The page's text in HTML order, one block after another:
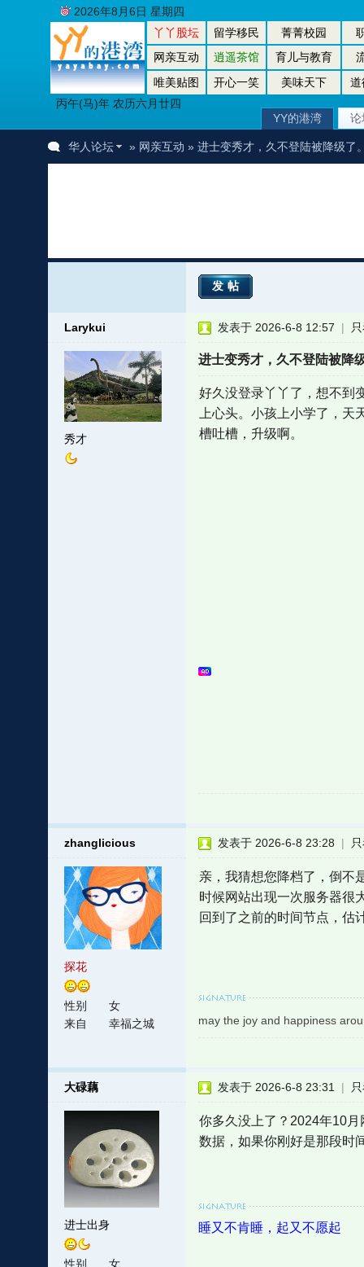
丫丫股坛 留学移民 菁菁校园
网亲互动
逍遥茶馆 育儿与教育
唯美贴图
开心一笑 美味天下
道
丙午(马)年 农历六月廿四
2026年8月6日 星期四
YY的港湾 论
华人论坛 » 网亲互动 » 进士变秀才，久不登陆被降级了
发帖
Larykui
秀才
发表于 2026-6-8 12:57 |
进士变秀才，久不登陆被降
好久没登录丫丫了，想不到
上心头。小孩上小学了，
槽吐槽，升级啊。
zhanglicious
探花
性别
女
来自
幸福之城
发表于 2026-6-8 23:28 |
亲，我猜想您降档了，倒不
时候网站出现一次服务器很
回到了之前的时间节点，
may the joy and happiness
大碌藕
进士出身
性别 女
发表于 2026-6-8 23:31 |
你多久没上了？2024年10
数据，如果你刚好是那段时
睡又不肯睡，起又不愿起